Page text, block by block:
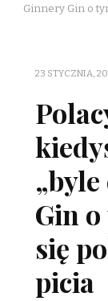
Ginnery Gin o
23 STYCZNIA,
Gin
się
picia